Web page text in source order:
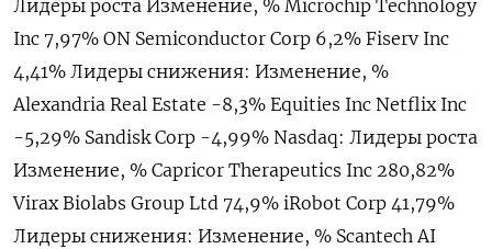
Лидеры роста Изменение, % Microchip Technology
Inc 7,97% ON Semiconductor Corp 6,2% Fiserv Inc
4,41% Лидеры снижения: Изменение, %
Alexandria Real Estate -8,3% Equities Inc Netflix Inc
-5,29% Sandisk Corp -4,99% Nasdaq: Лидеры роста
Изменение, % Capricor Therapeutics Inc 280,82%
Virax Biolabs Group Ltd 74,9% iRobot Corp 41,79%
Лидеры снижения: Изменение, % Scantech AI